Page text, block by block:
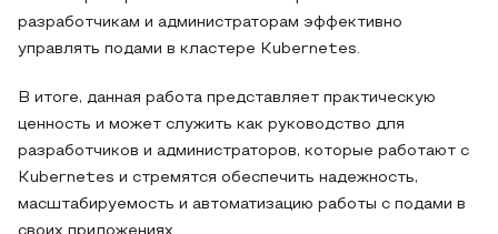
разработчикам и администраторам эффективно
управлять подами в кластере Kubernetes.
В итоге, данная работа представляет практическую
ценность и может служить как руководство для
разработчиков и администраторов, которые работают с
Kubernetes и стремятся обеспечить надежность,
масштабируемость и автоматизацию работы с подами в